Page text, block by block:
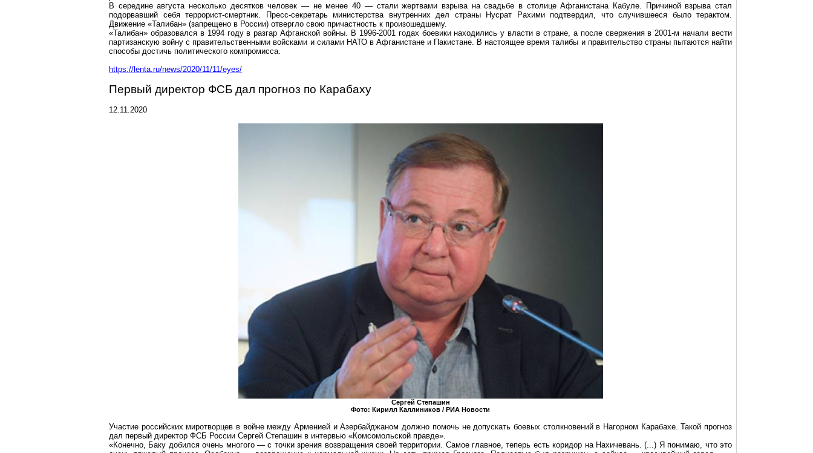
В середине августа несколько десятков человек — не менее 40 — стали жертвами взрыва на свадьбе в столице Афганистана Кабуле. Причиной взрыва стал
подорвавший себя террорист-смертник. Пресс-секретарь министерства внутренних дел страны
Нусрат Рахими подтвердил, что случившееся было терактом.
Движение «Талибан» (запрещено в России) отвергло свою причастность к произошедшему.
«Талибан» образовался в 1994 году в разгар Афганской войны. В 1996-2001 годах боевики находились у власти в стране, а после свержения в 2001-м начали вести
партизанскую войну с правительственными войсками и силами НАТО в Афганистане и Пакистане. В настоящее время талибы и правительство страны пытаются найти
способы достичь политического компромисса.
https://lenta.ru/news/2020/11/11/eyes/
Первый директор ФСБ дал прогноз по Карабаху
12.11.2020
Сергей Степашин
Фото: Кирилл Каллиников / РИА Новости
Участие российских миротворцев в войне между Арменией и Азербайджаном должно помочь не допускать боевых столкновений в Нагорном Карабахе. Такой прогноз
дал первый директор ФСБ России Сергей Степашин в интервью «Комсомольской правде».
«Конечно, Баку добился очень многого — с точки зрения возвращения своей территории. Самое главное, теперь есть коридор на Нахичевань. (...) Я понимаю, что это